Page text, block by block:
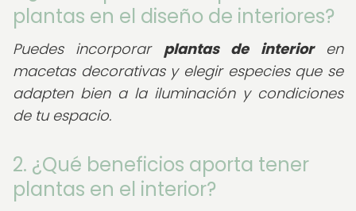
plantas en el diseño de interiores?
Puedes incorporar plantas de interioren
macetas decorativas y elegir especies que se
adapten bien a la iluminación y condiciones
de tu espacio.
2. ¿Qué beneficios aporta tener
plantas en el interior?